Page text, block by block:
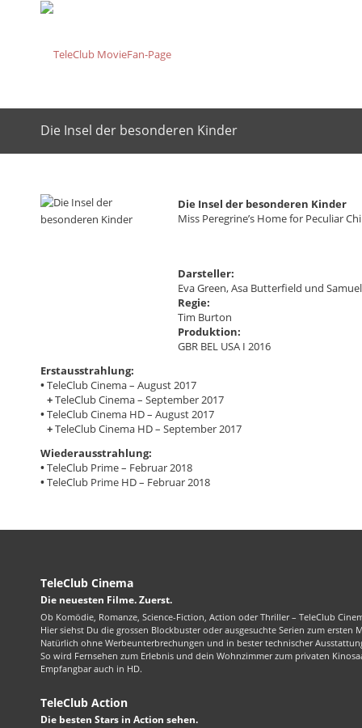
Die Insel der besonderen Kinder
Die Insel der besonderen Kinder
Miss Peregrine’s Home for Peculiar
Darsteller:
Eva Green, Asa Butterfield und
Regie:
Tim Burton
Produktion:
GBR BEL USA I 2016
Erstausstrahlung:
•TeleClub Cinema – August 2017
+TeleClub Cinema – September 2017
•TeleClub Cinema HD – August 2017
+TeleClub Cinema HD – September 2017
Wiederausstrahlung:
•TeleClub Prime – Februar 2018
•TeleClub Prime HD – Februar 2018
TeleClub Cinema
Die neuesten Filme. Zuerst.
Ob Komödie, Romanze, Science-Fiction, Action oder Thriller – TeleClub
Hier siehst Du die grossen Blockbuster oder ausgesuchte Serien zum ersten
Natürlich ohne Werbeunterbrechungen und in bester technischer
So wird Fernsehen zum Erlebnis und dein Wohnzimmer zum privaten
Empfangbar auch in HD.
TeleClub Action
Die besten Stars in Action sehen.